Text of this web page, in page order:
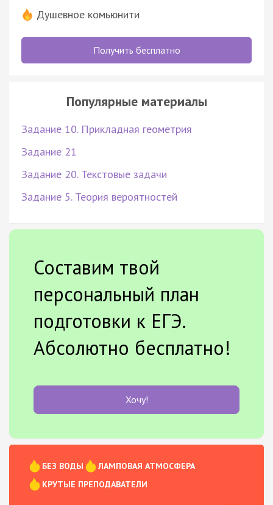
Душевное комьюнити
Получить бесплатно
Популярные материалы
Задание 10. Прикладная геометрия
Задание 21
Задание 20. Текстовые задачи
Задание 5. Теория вероятностей
Составим твой
персональный план
подготовки к ЕГЭ.
Абсолютно бесплатно!
Хочу!
БЕЗ ВОДЫ
ЛАМПОВАЯ АТМОСФЕРА
КРУТЫЕ ПРЕПОДАВАТЕЛИ